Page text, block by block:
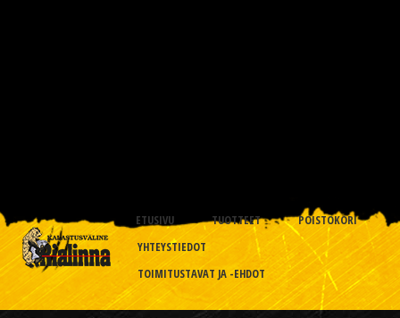
ETUSIVU TUOTTEET
POISTOKORI
YHTEYSTIEDOT
TOIMITUSTAVAT JA -EHDOT